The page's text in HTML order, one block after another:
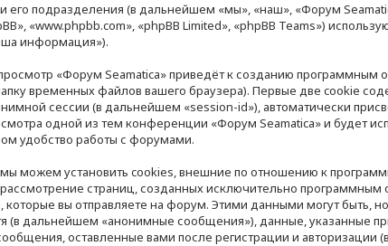
его подразделения (в дальнейшем «мы», «наш», «Форум
«www.phpbb.com», «phpBB Limited», «phpBB Teams»)
информация»).
«Форум Seamatica» приведёт к созданию программным
временных файлов вашего браузера). Первые две cookie
сессии (в дальнейшем «session-id»), автоматически
одной из тем конференции «Форум Seamatica» и будет
удобство работы с форумами.
можем установить cookies, внешние по отношению к
страниц, созданных исключительно
вы отправляете на форум. Этими данными могут быть,
дальнейшем «анонимные сообщения»), данные, указанные
оставленные вами после регистрации и